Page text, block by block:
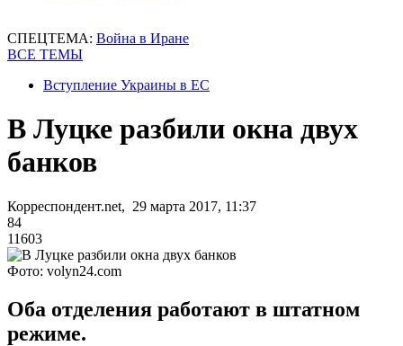
СПЕЦТЕМА: Война в Иране
ВСЕ ТЕМЫ
Вступление Украины в ЕС
В Луцке разбили окна двух
банков
Корреспондент.net, 29 марта 2017, 11:37
84
11603
Фото: volyn24.com
Оба отделения работают в штатном
режиме.